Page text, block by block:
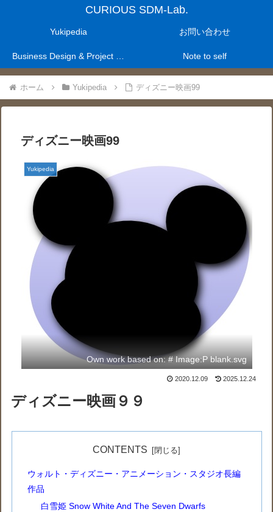
CURIOUS SDM-Lab.
Yukipedia お問い合わせ
Note to self
ホーム Yukipedia ディズニー映画99
ディズニー映画99
Yukipedia
Own work based on: # Image:P blank.svg
2020.12.09 2025.12.24
ディズニー映画９９
CONTENTS
ウォルト・ディズニー・アニメーション・スタジオ長編
作品
白雪姫 Snow White And The Seven Dwarfs